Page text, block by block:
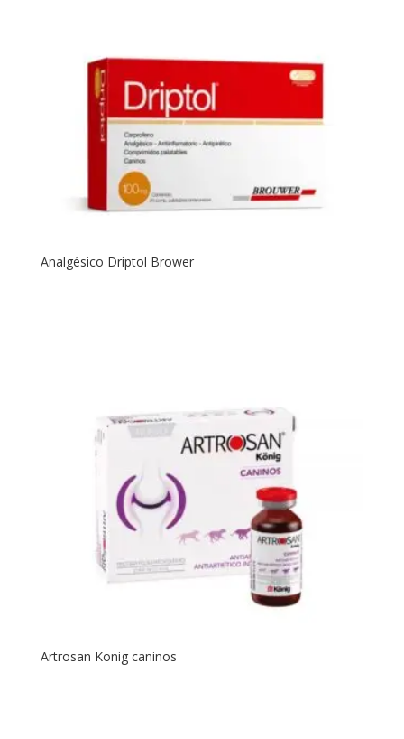
Analgésico Driptol Brower
Artrosan Konig caninos